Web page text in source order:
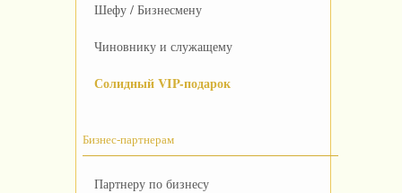
Шефу / Бизнесмену
Чиновнику и служащему
Солидный VIP-подарок
Бизнес-партнерам
Партнеру по бизнесу